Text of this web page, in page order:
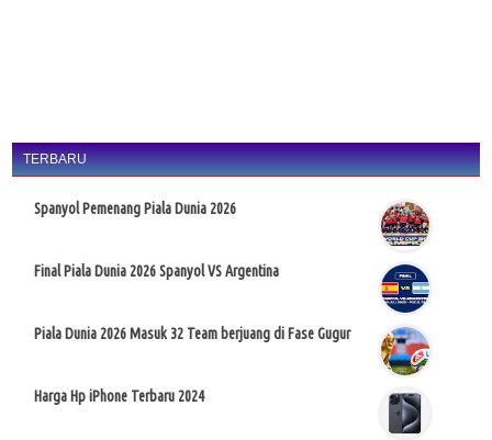
TERBARU
Spanyol Pemenang Piala Dunia 2026
Final Piala Dunia 2026 Spanyol VS Argentina
Piala Dunia 2026 Masuk 32 Team berjuang di Fase Gugur
Harga Hp iPhone Terbaru 2024